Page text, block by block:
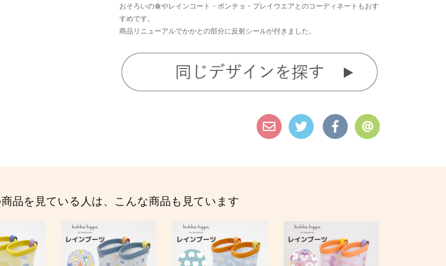
おそろいの傘やレインコート・ポンチョ・プレイウエアとのコーディネートもおす
すめです。
商品リニューアルでかかとの部分に反射シールが付きました。
品を見ている人は、こんな商品も見ています